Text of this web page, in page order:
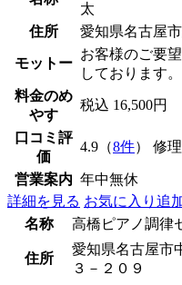
太
住所
愛知県名古屋
モットー
お客様のご要
しております。
料金のめ
やす
税込 16,500円
口コミ評
価
4.9（8件） 修
営業案内 年中無休
詳細を見る お気に入り追
名称
高橋ピアノ調律
住所
愛知県名古屋市
３－２０９